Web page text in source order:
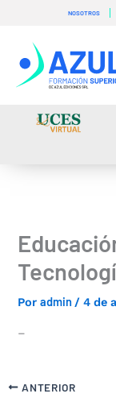
contenido
NOSOTROS
Poradmin /4 de
–
ANTERIOR